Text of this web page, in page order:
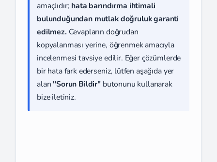
amaçlıdır; hata barındırma ihtimali
bulunduğundan mutlak doğruluk garanti
edilmez. Cevapların doğrudan
kopyalanması yerine, öğrenmek amacıyla
incelenmesi tavsiye edilir. Eğer çözümlerde
bir hata fark ederseniz, lütfen aşağıda yer
alan "Sorun Bildir" butonunu kullanarak
bize iletiniz.